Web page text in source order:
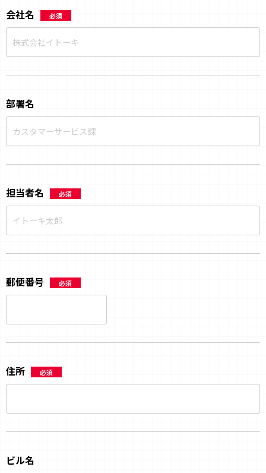
会社名 必須
部署名
担当者名 必須
郵便番号 必須
住所 必須
ビル名